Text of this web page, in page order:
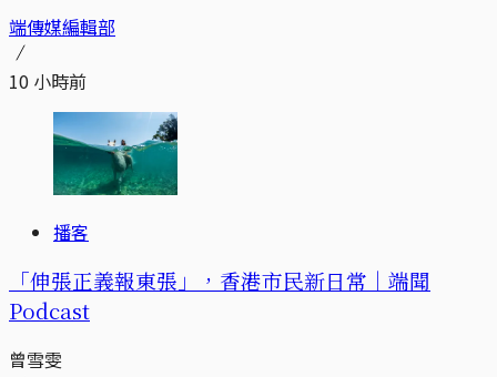
端傳媒編輯部
10 小時前
播客
「伸張正義報東張」，香港市民新日常｜端聞
Podcast
曾雪雯